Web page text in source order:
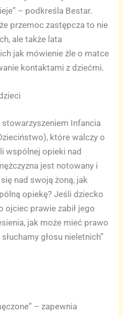
– podkreśla Bestar.
przemoc zastępcza to nie
ale także lata
jak mówienie źle o matce
kontaktami z dziećmi.
Infancia
które walczy o
wspólnej opieki nad
jest notowany i
nad swoją żoną, jak
opiekę? Jeśli dziecko
ojciec prawie zabił jego
jak może mieć prawo
głosu nieletnich”
– zapewnia